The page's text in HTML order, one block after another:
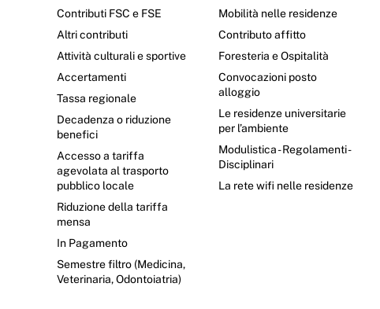
Contributi FSC e FSE
Altri contributi
Attività culturali e sportive
Accertamenti
Tassa regionale
Decadenza o riduzione
benefici
Accesso a tariffa
agevolata al trasporto
pubblico locale
Riduzione della tariffa
mensa
In Pagamento
Semestre filtro (Medicina,
Veterinaria, Odontoiatria)
Mobilità nelle residenze
Contributo affitto
Foresteria e Ospitalità
Convocazioni posto
alloggio
Le residenze universitarie
per l’ambiente
Modulistica - Regolamenti -
Disciplinari
La rete wifi nelle residenze